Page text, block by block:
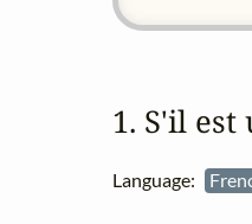
1. S'il
Language: